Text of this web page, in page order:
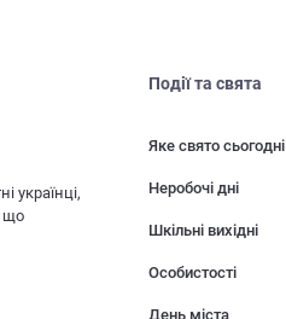
українці,
що
Події та свята
Яке свято сьогодні
Неробочі дні
Шкільні вихідні
Особистості
День міста